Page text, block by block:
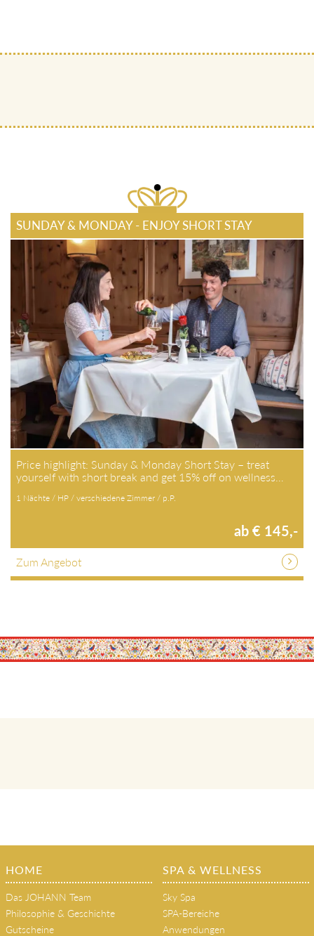
SUNDAY & MONDAY - ENJOY SHORT STAY
Price highlight: Sunday & Monday Short Stay – treat
yourself with short break and get 15% off on wellness…
1 Nächte / HP / verschiedene Zimmer / p.P.
ab € 145,-
Zum Angebot
HOME
Das JOHANN Team
Philosophie & Geschichte
Gutscheine
SPA & WELLNESS
Sky Spa
SPA-Bereiche
Anwendungen